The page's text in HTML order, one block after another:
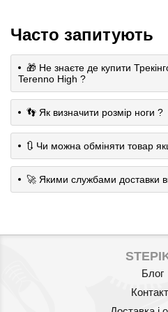
Часто запитують
🎁 Не знаєте де купити
Terenno High ?
👣 Як визначити розмір ноги ?
🔃 Чи можна обміняти товар
🚀 Якими службами доставки
Блог